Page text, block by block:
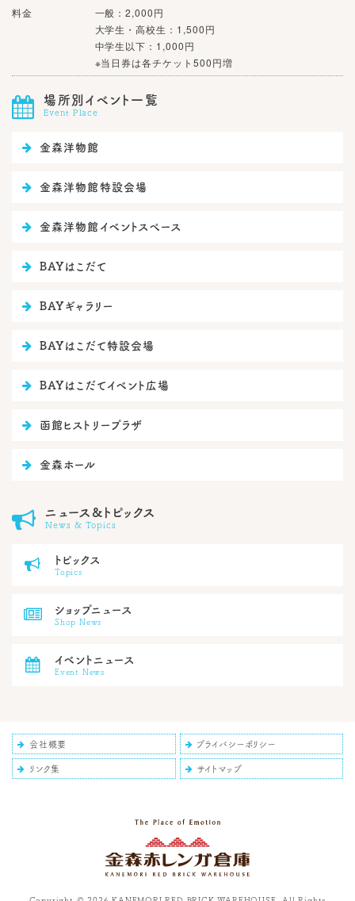
料金
一般：2,000円
大学生・高校生：1,500円
中学生以下：1,000円
※当日券は各チケット500円増
 場所別イベント一覧
Event Place
 金森洋物館
 金森洋物館特設会場
 金森洋物館イベントスぺース
 BAYはこだて
 BAYギャラリー
 BAYはこだて特設会場
 BAYはこだてイベント広場
 函館ヒストリープラザ
 金森ホール
 ニュース&トピックス
News & Topics
 トピックス
Topics
 ショップニュース
Shop News
 イベントニュース
Event News
 会社概要  プライバシーポリシー
 リンク集  サイトマップ